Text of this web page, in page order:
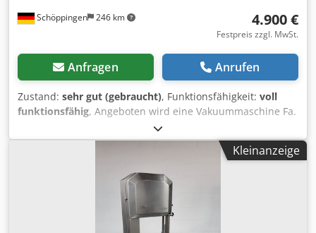
Schöppingen 246 km 4.900 €
Festpreis zzgl. MwSt.
Anfragen Anrufen
Zustand: sehr gut (gebraucht), Funktionsfähigkeit: voll
funktionsfähig, Angeboten wird eine Vakuummaschine Fa.
Komet S-501 mit 65-er Pumpe, Begasung. Die Maschine ist
in einem seher gutem zustand siehe Bilder. Masse von
Schweissbalken: ca.50 x 75 cm. Masse von der Maschine :
120 x 90 x 90 cm. Dedovmq A Djpfx Aiaowa Werkstatt
geprüft. Weiteres auf Anfrage. Barzahlung oder Vorkasse.
Verkauf nur an Gewerbetreibende , Keine Garantie, keine
Kleinanzeige